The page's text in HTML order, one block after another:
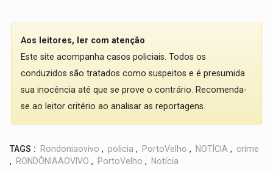
Aos leitores, ler com atenção
Este site acompanha casos policiais. Todos os
conduzidos são tratados como suspeitos e é presumida
sua inocência até que se prove o contrário. Recomenda-
se ao leitor critério ao analisar as reportagens.
TAGS : Rondoniaovivo , policia , PortoVelho , NOTÍCIA , crime
,
RONDÔNIAAOVIVO , PortoVelho , Notícia